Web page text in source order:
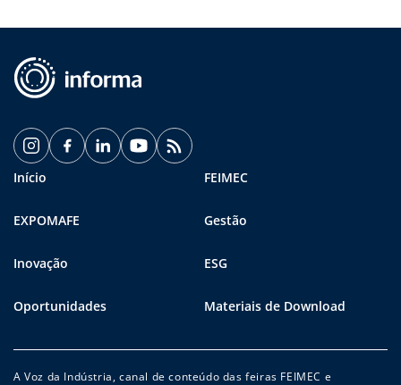
Início FEIMEC
EXPOMAFE Gestão
Inovação ESG
Oportunidades Materiais de Download
A Voz da Indústria, canal de conteúdo das feiras FEIMEC e